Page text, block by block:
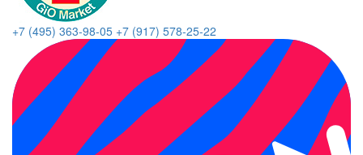
+7 (495) 363-98-05 +7 (917) 578-25-22